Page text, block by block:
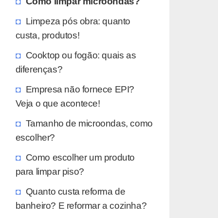
Limpeza pós obra: quanto
custa, produtos!
Cooktop ou fogão: quais as
diferenças?
Empresa não fornece EPI?
Veja o que acontece!
Tamanho de microondas, como
escolher?
Como escolher um produto
para limpar piso?
Quanto custa reforma de
banheiro? E reformar a cozinha?